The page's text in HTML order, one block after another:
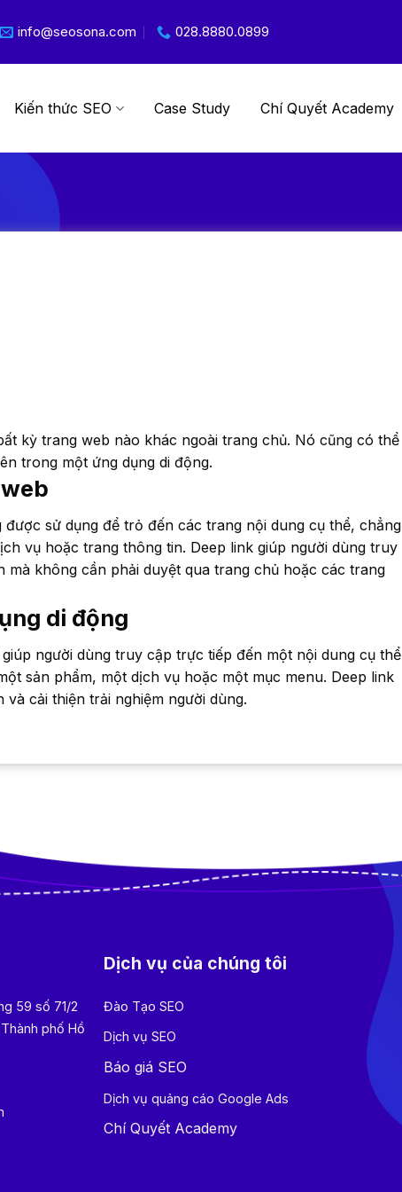
info@seosona.com 028.8880.0899
Kiến thức SEO Case Study Chí Quyết Academy
kỳ trang web nào khác ngoài trang chủ. Nó cũng có thể
trong một ứng dụng di động.
sử dụng để trỏ đến các trang nội dung cụ thể, chẳng
vụ hoặc trang thông tin. Deep link giúp người dùng truy
mà không cần phải duyệt qua trang chủ hoặc các trang
di động
người dùng truy cập trực tiếp đến một nội dung cụ thể
sản phẩm, một dịch vụ hoặc một mục menu. Deep link
và cải thiện trải nghiệm người dùng.
59 số 71/2
phố Hồ
Dịch vụ của chúng tôi
Đào Tạo SEO
Dịch vụ SEO
Báo giá SEO
Dịch vụ quảng cáo Google Ads
Chí Quyết Academy